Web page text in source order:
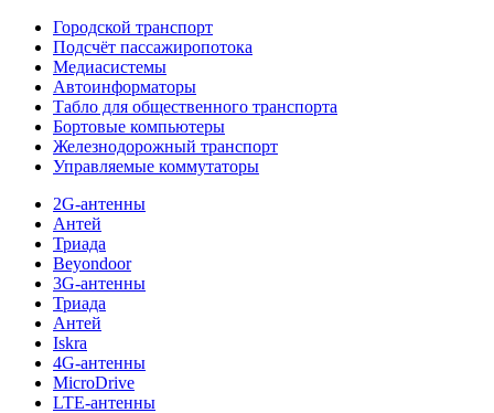
Городской транспорт
Подсчёт пассажиропотока
Медиасистемы
Автоинформаторы
Табло для общественного транспорта
Бортовые компьютеры
Железнодорожный транспорт
Управляемые коммутаторы
2G-антенны
Антей
Триада
Beyondoor
3G-антенны
Триада
Антей
Iskra
4G-антенны
MicroDrive
LTE-антенны